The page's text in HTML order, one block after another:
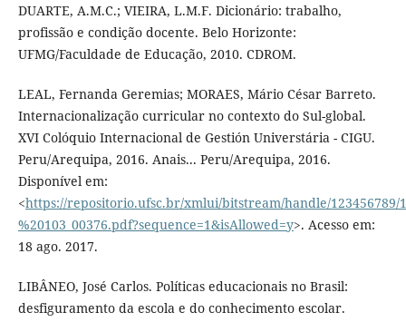
DUARTE, A.M.C.; VIEIRA, L.M.F. Dicionário: trabalho,
profissão e condição docente. Belo Horizonte:
UFMG/Faculdade de Educação, 2010. CDROM.
LEAL, Fernanda Geremias; MORAES, Mário César Barreto.
Internacionalização curricular no contexto do Sul-global.
XVI Colóquio Internacional de Gestión Universtária - CIGU.
Peru/Arequipa, 2016. Anais... Peru/Arequipa, 2016.
Disponível em:
<https://repositorio.ufsc.br/xmlui/bitstream/handle/123456789/
%20103_00376.pdf?sequence=1&isAllowed=y>. Acesso em:
18 ago. 2017.
LIBÂNEO, José Carlos. Políticas educacionais no Brasil:
desfiguramento da escola e do conhecimento escolar.